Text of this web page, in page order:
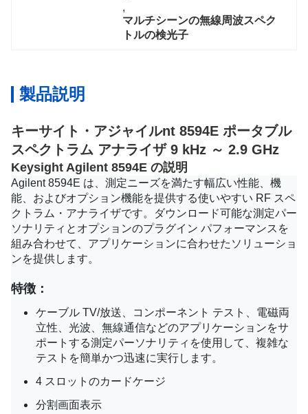
,
マルチシーンの無線周波スペク
トルの検光子
製品説明
キーサイト・アジャイルnt 8594E ポータブル
スペクトラム アナライザ 9 kHz ～ 2.9 GHz
Keysight Agilent 8594E の説明
Agilent 8594E は、測定ニーズを満たす幅広い性能、機
能、およびオプション機能を提供する使いやすい RF スペ
クトラム・アナライザです。ダウンロード可能な測定パー
ソナリティとオプションのプラグイン パフォーマンスを
組み合わせて、アプリケーションに合わせたソリューショ
ンを提供します。
特徴：
ケーブル TV/放送、コンポーネント テスト、電磁両
立性、光波、無線通信などのアプリケーションをサ
ポートする測定パーソナリティを使用して、複雑な
テストを簡単かつ迅速に実行します。
4 スロットのカードケージ
分割画面表示